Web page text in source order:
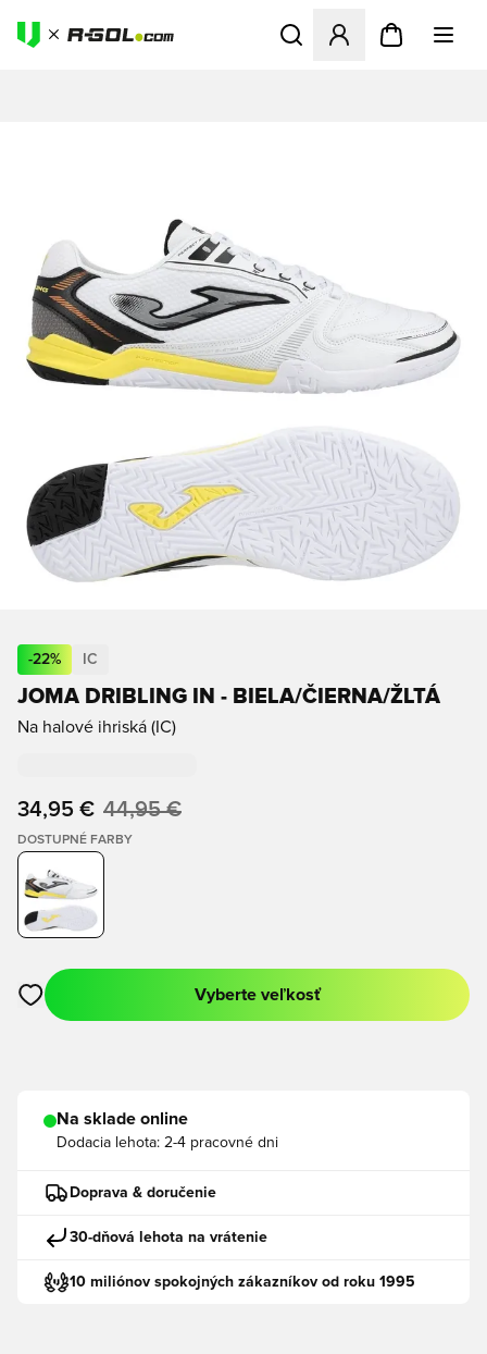
Otvorí modál na
-22% IC
JOMA DRIBLING IN - BIELA/ČIERNA/ŽLTÁ
Na halové ihriská (IC)
34,95 € 44,95 €
DOSTUPNÉ FARBY
Otvorí modál na prihlásenie alebo registráciu ako člen
Vyberte veľkosť
Na sklade online
Dodacia lehota: 2-4 pracovné dni
Doprava & doručenie
30-dňová lehota na vrátenie
10 miliónov spokojných zákazníkov od roku 1995